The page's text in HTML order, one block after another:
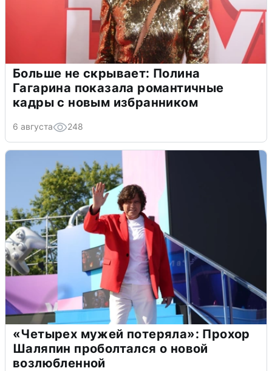
Больше не скрывает: Полина
Гагарина показала романтичные
кадры с новым избранником
6 августа 248
«Четырех мужей потеряла»: Прохор
Шаляпин проболтался о новой
возлюбленной